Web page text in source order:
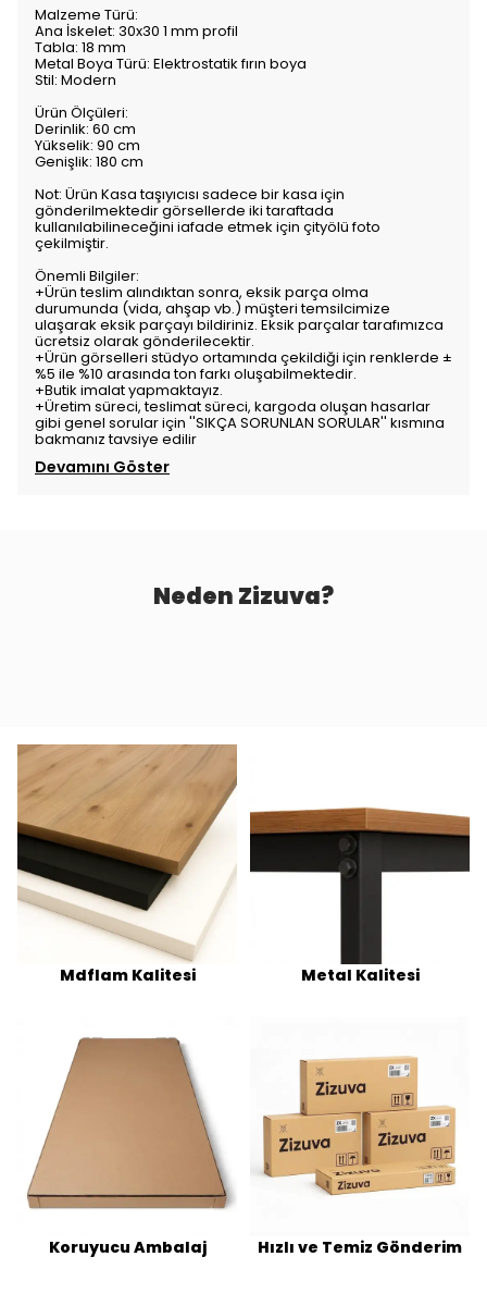
Malzeme Türü:
Ana İskelet: 30x30 1 mm profil
Tabla: 18 mm
Metal Boya Türü: Elektrostatik fırın boya
Stil: Modern
Ürün Ölçüleri:
Derinlik: 60 cm
Yükselik: 90 cm
Genişlik: 180 cm
Not: Ürün Kasa taşıyıcısı sadece bir kasa için
gönderilmektedir görsellerde iki taraftada
kullanılabilineceğini iafade etmek için çityölü foto
çekilmiştir.
Önemli Bilgiler:
+Ürün teslim alındıktan sonra, eksik parça olma
durumunda (vida, ahşap vb.) müşteri temsilcimize
ulaşarak eksik parçayı bildiriniz. Eksik parçalar tarafımızca
ücretsiz olarak gönderilecektir.
+Ürün görselleri stüdyo ortamında çekildiği için renklerde ±
%5 ile %10 arasında ton farkı oluşabilmektedir.
+Butik imalat yapmaktayız.
+Üretim süreci, teslimat süreci, kargoda oluşan hasarlar
gibi genel sorular için ''SIKÇA SORUNLAN SORULAR'' kısmına
bakmanız tavsiye edilir
Devamını Göster
Neden Zizuva?
Mdflam Kalitesi Metal Kalitesi
Koruyucu Ambalaj Hızlı ve Temiz Gönderim